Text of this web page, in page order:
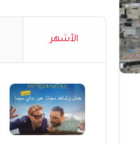
الأشهر